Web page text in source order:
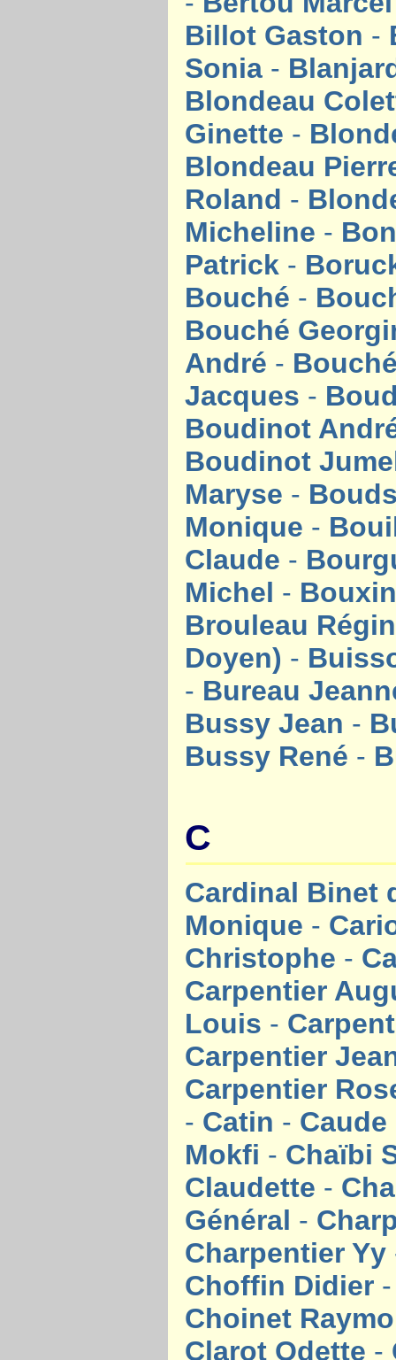
Billot Gaston -
Sonia -
Blondeau
Ginette -
Blondeau
Roland -
Micheline -
Patrick -
Bouché -
Bouché
André -
Jacques -
Boudinot
Boudinot
Maryse -
Monique -
Claude -
Michel -
Brouleau
Doyen) -
- Bureau
Bussy Jean -
Bussy René -
C
Cardinal Binet
Monique -
Christophe -
Carpentier
Louis -
Carpentier
Carpentier
- Catin -
Mokfi - Chaïbi
Claudette -
Général -
Charpentier Yy
Choffin Didier
Choinet
Clarot Odette -